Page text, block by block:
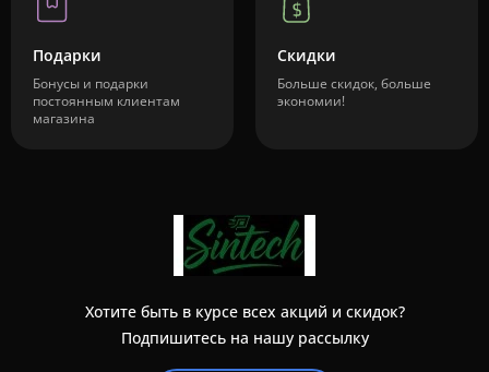
Подарки
Бонусы и подарки
постоянным клиентам
магазина
Скидки
Больше скидок, больше
экономии!
Хотите быть в курсе всех акций и скидок?
Подпишитесь на нашу рассылку